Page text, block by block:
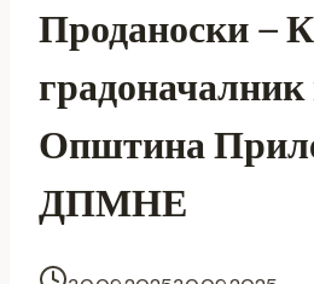
Проданоски –
градоначалник
Општина
ДПМНЕ